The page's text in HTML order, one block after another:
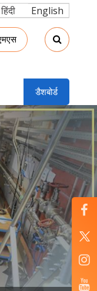
हिंदी English
डैशबोर्ड